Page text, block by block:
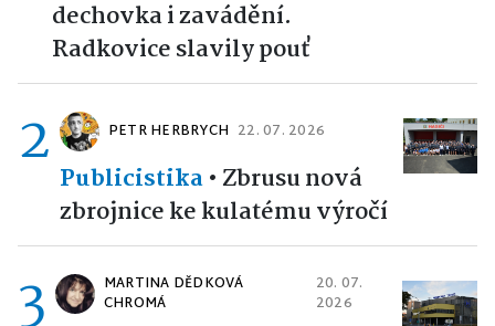
dechovka i zavádění.
Radkovice slavily pouť
2 PETR HERBRYCH 22. 07. 2026
Publicistika• Zbrusu nová
zbrojnice ke kulatému výročí
3
MARTINA DĚDKOVÁ
CHROMÁ
20. 07.
2026